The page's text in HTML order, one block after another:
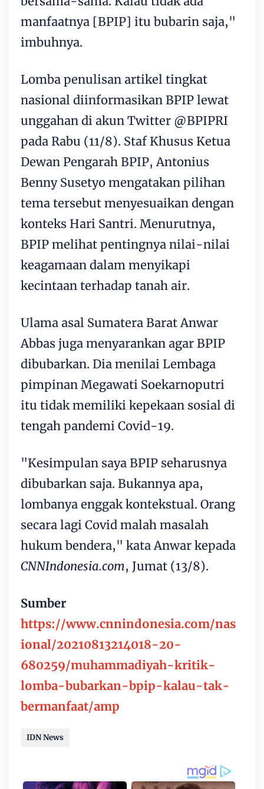
manfaatnya [BPIP] itu bubarin saja,"
imbuhnya.
Lomba penulisan artikel tingkat
nasional diinformasikan BPIP lewat
unggahan di akun Twitter @BPIPRI
pada Rabu (11/8). Staf Khusus Ketua
Dewan Pengarah BPIP, Antonius
Benny Susetyo mengatakan pilihan
tema tersebut menyesuaikan dengan
konteks Hari Santri. Menurutnya,
BPIP melihat pentingnya nilai-nilai
keagamaan dalam menyikapi
kecintaan terhadap tanah air.
Ulama asal Sumatera Barat Anwar
Abbas juga menyarankan agar BPIP
dibubarkan. Dia menilai Lembaga
pimpinan Megawati Soekarnoputri
itu tidak memiliki kepekaan sosial di
tengah pandemi Covid-19.
"Kesimpulan saya BPIP seharusnya
dibubarkan saja. Bukannya apa,
lombanya enggak kontekstual. Orang
secara lagi Covid malah masalah
hukum bendera," kata Anwar kepada
CNNIndonesia.com, Jumat (13/8).
Sumber
https://www.cnnindonesia.com/nas
ional/20210813214018-20-
680259/muhammadiyah-kritik-
lomba-bubarkan-bpip-kalau-tak-
bermanfaat/amp
IDN News